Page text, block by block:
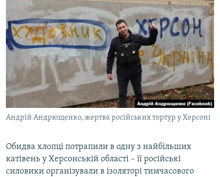
Андрій Андрющенко, жертва російських тортур у Херсоні
Обидва хлопці потрапили в одну з найбільших
катівень у Херсонській області – її російські
силовики організували в ізоляторі тимчасового